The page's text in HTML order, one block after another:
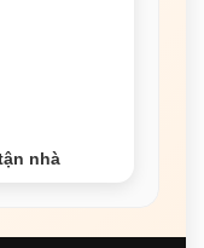
nhà